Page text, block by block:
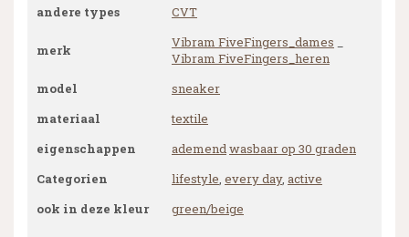
andere types CVT
merk Vibram FiveFingers_dames
Vibram FiveFingers_heren
model
sneaker
materiaal
textile
eigenschappen
ademendwasbaar op 30 graden
Categorien
lifestyle, every day, active
ook in deze kleur
green/beige